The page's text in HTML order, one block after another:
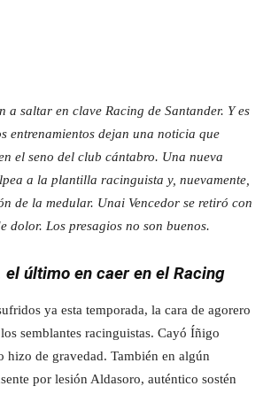
a saltar en clave Racing de Santander. Y es
entrenamientos dejan una noticia que
el seno del club cántabro. Una nueva
a la plantilla racinguista y, nuevamente,
de la medular. Unai Vencedor se retiró con
dolor. Los presagios no son buenos.
el último en caer en el Racing
ya esta temporada, la cara de agorero
semblantes racinguistas. Cayó Íñigo
hizo de gravedad. También en algún
por lesión Aldasoro, auténtico sostén